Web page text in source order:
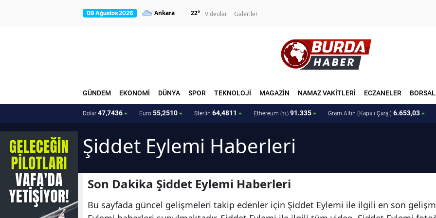
09 Ağustos 2026 22° Videolar Galeriler
GÜNDEM EKONOMİ DÜNYA SPOR TEKNOLOJİ MAGAZİN NAMAZ VAKİTLERİ ECZANELER
Dolar 47,7436 Euro 55,2510 Sterlin 64,4811 Ethereum (TL) 91.335 Gram Altın (Kapalı Çarşı) 6.653,03
Şiddet Eylemi Haberleri
Son Dakika Şiddet Eylemi Haberleri
Bu sayfada güncel gelişmeleri takip edenler için Şiddet Eylemi ile ilgili en son